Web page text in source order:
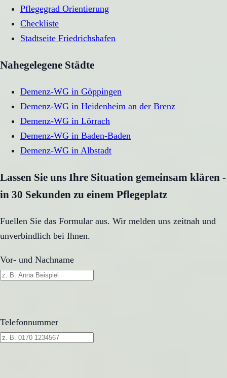
Pflegegrad Orientierung
Checkliste
Stadtseite Friedrichshafen
Nahegelegene Städte
Demenz-WG in Göppingen
Demenz-WG in Heidenheim an der Brenz
Demenz-WG in Lörrach
Demenz-WG in Baden-Baden
Demenz-WG in Albstadt
Lassen Sie uns Ihre Situation gemeinsam klären -
in 30 Sekunden zu einem Pflegeplatz
Fuellen Sie das Formular aus. Wir melden uns zeitnah und
unverbindlich bei Ihnen.
Vor- und Nachname
Telefonnummer